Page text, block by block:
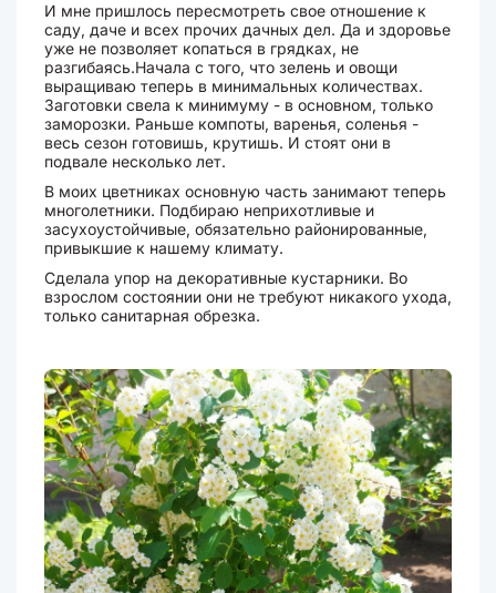
И мне пришлось пересмотреть свое отношение к
саду, даче и всех прочих дачных дел. Да и здоровье
уже не позволяет копаться в грядках, не
разгибаясь.Начала с того, что зелень и овощи
выращиваю теперь в минимальных количествах.
Заготовки свела к минимуму - в основном, только
заморозки. Раньше компоты, варенья, соленья -
весь сезон готовишь, крутишь. И стоят они в
подвале несколько лет.
В моих цветниках основную часть занимают теперь
многолетники. Подбираю неприхотливые и
засухоустойчивые, обязательно районированные,
привыкшие к нашему климату.
Сделала упор на декоративные кустарники. Во
взрослом состоянии они не требуют никакого ухода,
только санитарная обрезка.